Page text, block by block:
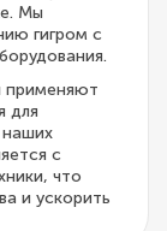
Мы
гигром с
применяют
для
наших
с
что
и ускорить